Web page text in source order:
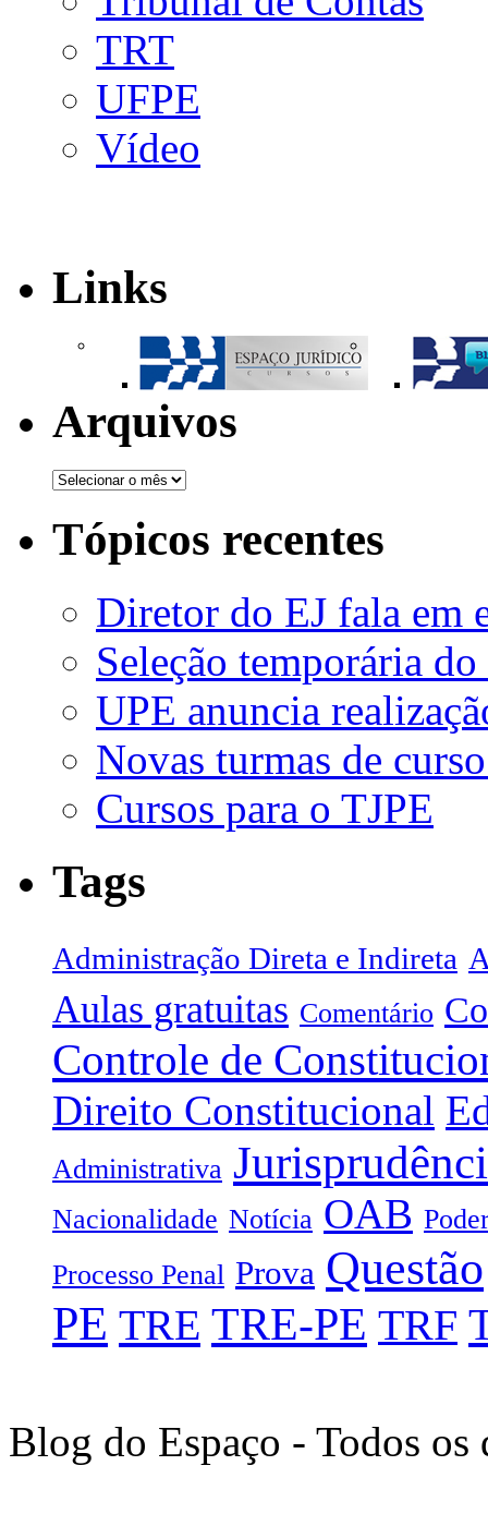
TRT
UFPE
Vídeo
Links
Arquivos
Tópicos recentes
Diretor do EJ fala em
Seleção temporária
UPE anuncia
Novas turmas de
Cursos para o TJPE
Tags
Administração Direta e Indireta
Aulas gratuitas Comentário
Controle de
Direito Constitucional
Administrativa
Nacionalidade Notícia OAB
Processo Penal Prova Questão
PE TRE TRE-PE TRF
Blog do Espaço - Todos